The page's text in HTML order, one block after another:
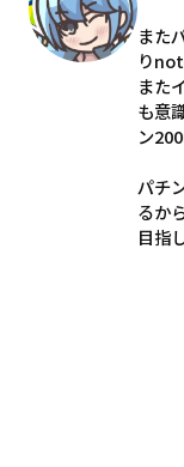
また
り
また
も意
ン
パチ
るか
目指